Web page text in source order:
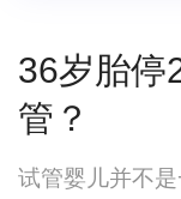
36岁胎停
管？
试管婴儿并不